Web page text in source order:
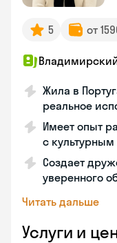
5 от
Жила в
реальное
Имеет опыт
с
Создает
уверенного
Читать дальше
Услуги и